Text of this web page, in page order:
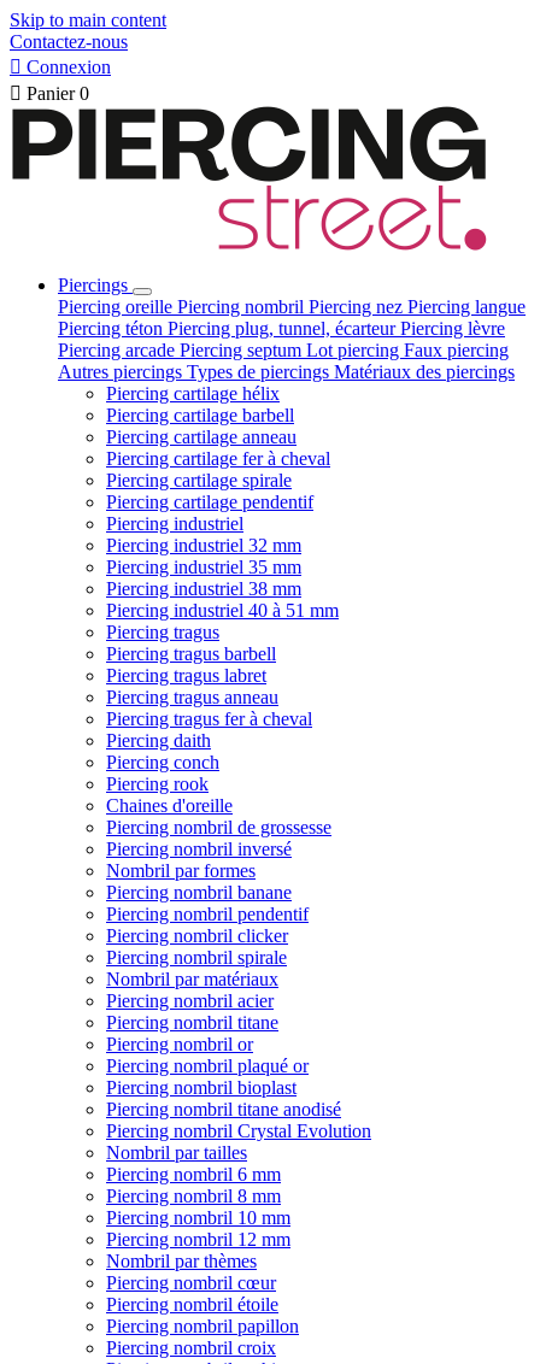
Skip to main content
Contactez-nous
 Connexion
 Panier 0
Piercings
Piercing oreille Piercing nombril Piercing nez Piercing langue
Piercing téton Piercing plug, tunnel, écarteurPiercing lèvre
Piercing arcade Piercing septum Lot piercing Faux piercing
Autres piercings Types de piercings Matériaux des piercings
Piercing cartilage hélix
Piercing cartilage barbell
Piercing cartilage anneau
Piercing cartilage fer à cheval
Piercing cartilage spirale
Piercing cartilage pendentif
Piercing industriel
Piercing industriel 32 mm
Piercing industriel 35 mm
Piercing industriel 38 mm
Piercing industriel 40 à 51 mm
Piercing tragus
Piercing tragus barbell
Piercing tragus labret
Piercing tragus anneau
Piercing tragus fer à cheval
Piercing daith
Piercing conch
Piercing rook
Chaines d'oreille
Piercing nombril de grossesse
Piercing nombril inversé
Nombril par formes
Piercing nombril banane
Piercing nombril pendentif
Piercing nombril clicker
Piercing nombril spirale
Nombril par matériaux
Piercing nombril acier
Piercing nombril titane
Piercing nombril or
Piercing nombril plaqué or
Piercing nombril bioplast
Piercing nombril titane anodisé
Piercing nombril Crystal Evolution
Nombril par tailles
Piercing nombril 6 mm
Piercing nombril 8 mm
Piercing nombril 10 mm
Piercing nombril 12 mm
Nombril par thèmes
Piercing nombril cœur
Piercing nombril étoile
Piercing nombril papillon
Piercing nombril croix